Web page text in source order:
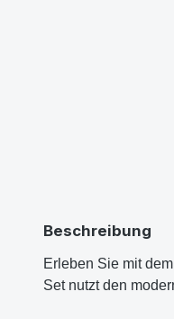
Beschreibung
Erleben Sie mit dem
Set nutzt den